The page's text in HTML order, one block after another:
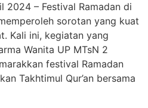
2024 – Festival Ramadan di
sorotan yang kuat
Kali ini, kegiatan yang
Wanita UP MTsN 2
festival Ramadan
Takhtimul Qur’an bersama